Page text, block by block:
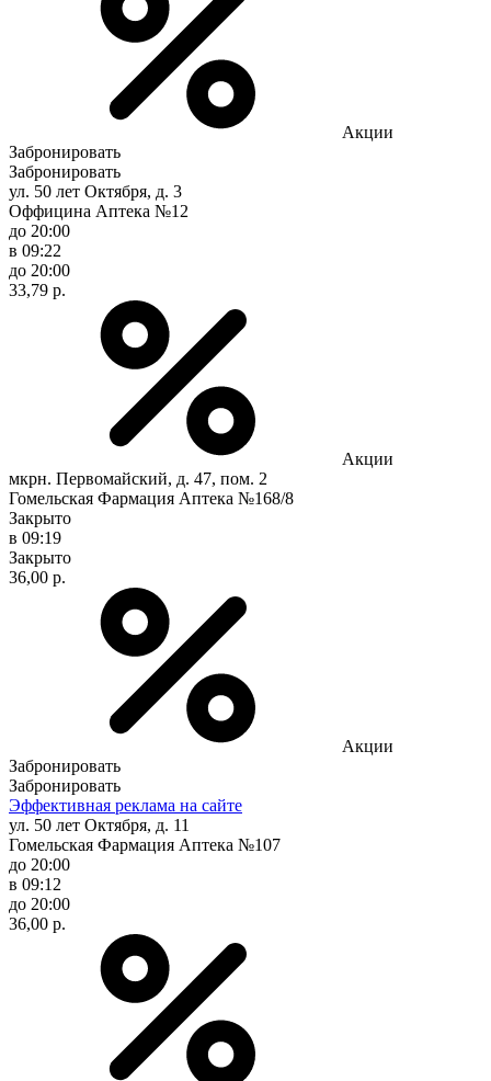
Акции
Забронировать
Забронировать
ул. 50 лет Октября, д. 3
Оффицина Аптека №12
до 20:00
в 09:22
до 20:00
33,79 р.
Акции
мкрн. Первомайский, д. 47, пом. 2
Гомельская Фармация Аптека №168/8
Закрыто
в 09:19
Закрыто
36,00 р.
Акции
Забронировать
Забронировать
Эффективная реклама на сайте
ул. 50 лет Октября, д. 11
Гомельская Фармация Аптека №107
до 20:00
в 09:12
до 20:00
36,00 р.